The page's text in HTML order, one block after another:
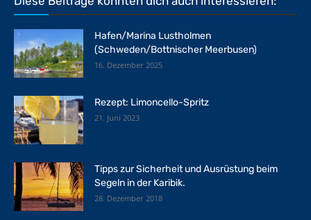
Hafen/Marina Lustholmen
(Schweden/Bottnischer Meerbusen)
16. Dezember 2025
Rezept: Limoncello-Spritz
21. Juni 2023
Tipps zur Sicherheit und Ausrüstung beim
Segeln in der Karibik.
28. Dezember 2018